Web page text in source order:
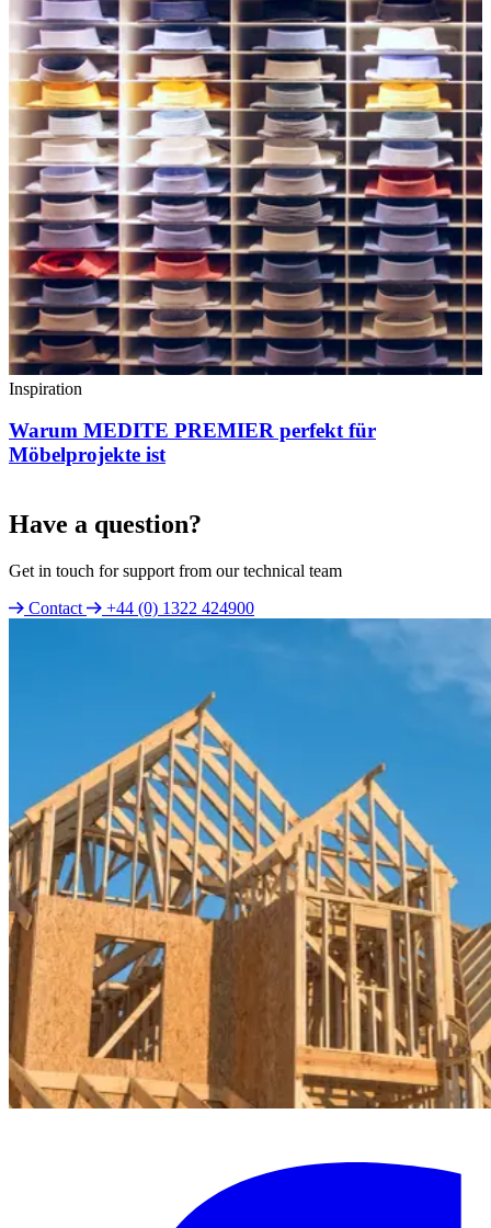
Inspiration
Warum MEDITE PREMIER perfekt für
Möbelprojekte ist
Have a question?
Get in touch for support from our technical team
Contact
+44 (0) 1322 424900